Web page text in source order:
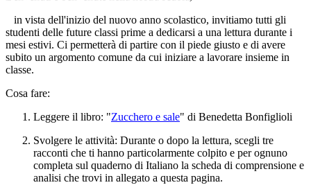
in vista dell'inizio del nuovo anno scolastico, invitiamo tutti gli
studenti delle future classi prime a dedicarsi a una lettura durante i
mesi estivi. Ci permetterà di partire con il piede giusto e di avere
subito un argomento comune da cui iniziare a lavorare insieme in
classe.
Cosa fare:
Leggere il libro: "Zucchero e sale" di Benedetta Bonfiglioli
Svolgere le attività: Durante o dopo la lettura, scegli tre
racconti che ti hanno particolarmente colpito e per ognuno
completa sul quaderno di Italiano la scheda di comprensione e
analisi che trovi in allegato a questa pagina.